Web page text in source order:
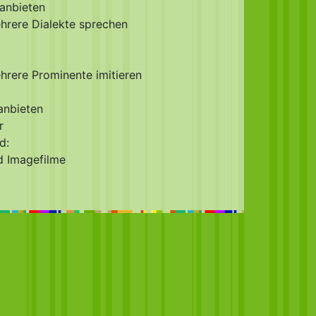
Dialekte sprechen
Prominente imitieren
Imagefilme